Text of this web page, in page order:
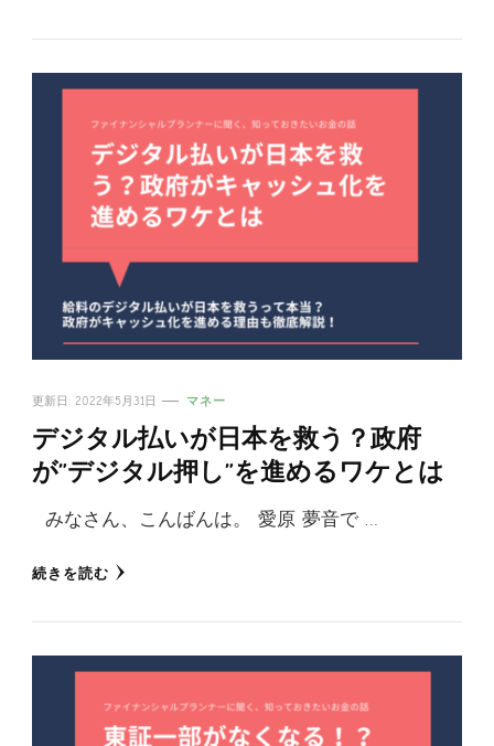
更新日: 2022年5月31日 マネー
デジタル払いが日本を救う？政府
が”デジタル押し”を進めるワケとは
みなさん、こんばんは。 愛原 夢音で …
続きを読む